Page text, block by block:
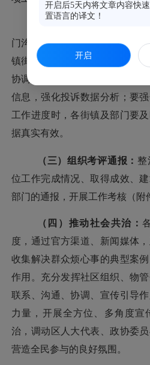
门沟通协调，疏通整治工作遇
镇街的业务指导，确保各项工
协调联动，主动对接区
信息，强化投诉数据分析；要
工作进度时，各街镇及部门要
据真实有效。
（三）组织考评通报：整
位工作完成情况、取得成效、
部门的通报，开展工作考核（附
（四）推动社会共治：
度，通过官方渠道、新闻媒体
收集解决群众烦心事的典型案
作用。充分发挥社区组织、物
联系、沟通、协调、宣传引导
力量，开展全方位、多角度宣
治，调动区人大代表、政协委
营造全民参与的良好氛围。
开启后5天内将文章内容快
置语言的译文！
开启